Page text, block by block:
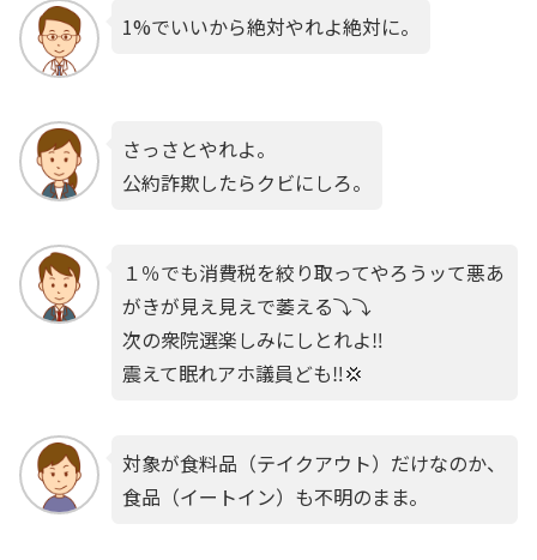
1%でいいから絶対やれよ絶対に。
さっさとやれよ。
公約詐欺したらクビにしろ。
１％でも消費税を絞り取ってやろうッて悪あ
がきが見え見えで萎える⤵️⤵️
次の衆院選楽しみにしとれよ‼️
震えて眠れアホ議員ども‼️💢
対象が食料品（テイクアウト）だけなのか、
食品（イートイン）も不明のまま。